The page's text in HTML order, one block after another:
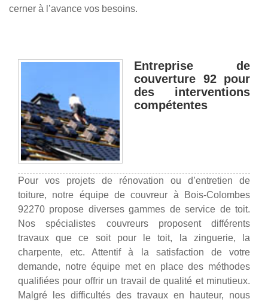
cerner à l’avance vos besoins.
Entreprise de
couverture 92 pour
des interventions
compétentes
Pour vos projets de rénovation ou d’entretien de
toiture, notre équipe de couvreur à Bois-Colombes
92270 propose diverses gammes de service de toit.
Nos spécialistes couvreurs proposent différents
travaux que ce soit pour le toit, la zinguerie, la
charpente, etc. Attentif à la satisfaction de votre
demande, notre équipe met en place des méthodes
qualifiées pour offrir un travail de qualité et minutieux.
Malgré les difficultés des travaux en hauteur, nous